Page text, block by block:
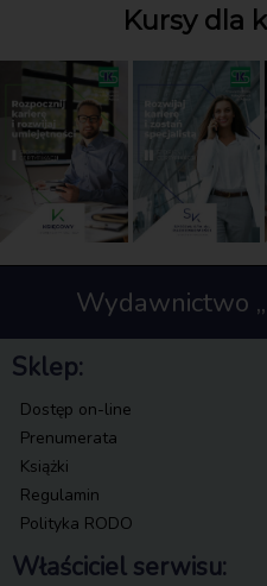
Kursy dla
Wydawnictwo
Sklep:
Dostęp on-line
Prenumerata
Książki
Regulamin
Polityka RODO
Właściciel serwisu: